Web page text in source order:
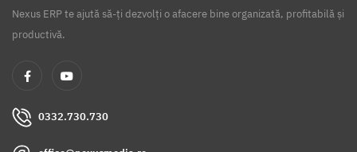
Nexus ERP te ajută să-ți dezvolți o afacere bine organizată, profitabilă și
productivă.
0332.730.730